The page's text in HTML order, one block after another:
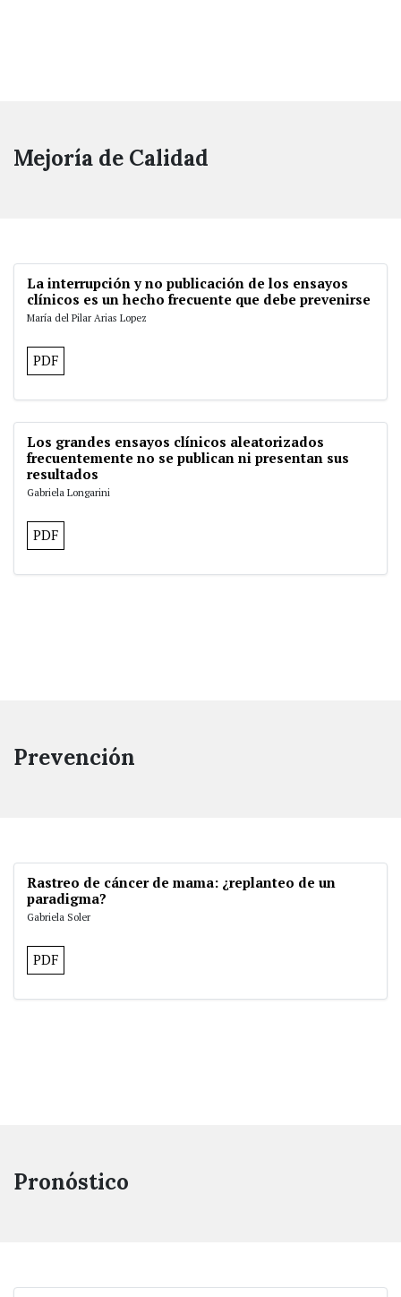
Mejoría de Calidad
La interrupción y no publicación de los ensayos
clínicos es un hecho frecuente que debe prevenirse
María del Pilar Arias Lopez
PDF
Los grandes ensayos clínicos aleatorizados
frecuentemente no se publican ni presentan sus
resultados
Gabriela Longarini
PDF
Prevención
Rastreo de cáncer de mama: ¿replanteo de un
paradigma?
Gabriela Soler
PDF
Pronóstico